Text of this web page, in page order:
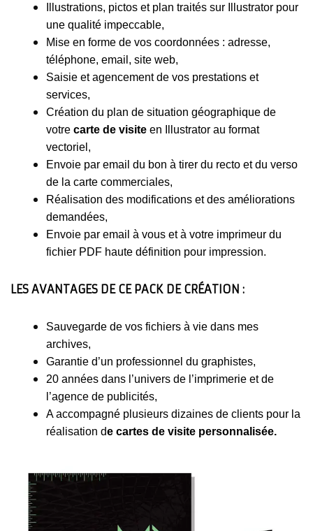
Illustrations, pictos et plan traités sur Illustrator pour
une qualité impeccable,
Mise en forme de vos coordonnées : adresse,
téléphone, email, site web,
Saisie et agencement de vos prestations et
services,
Création du plan de situation géographique de
votre carte de visite en Illustrator au format
vectoriel,
Envoie par email du bon à tirer du recto et du verso
de la carte commerciales,
Réalisation des modifications et des améliorations
demandées,
Envoie par email à vous et à votre imprimeur du
fichier PDF haute définition pour impression.
LES AVANTAGES DE CE PACK DE CRÉATION :
Sauvegarde de vos fichiers à vie dans mes
archives,
Garantie d’un professionnel du graphistes,
20 années dans l’univers de l’imprimerie et de
l’agence de publicités,
A accompagné plusieurs dizaines de clients pour la
réalisation de cartes de visite personnalisée.